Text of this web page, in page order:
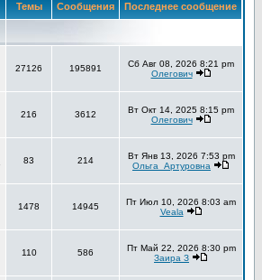
Темы Сообщения Последнее сообщение
27126 195891
Сб Авг 08, 2026 8:21 pm
Олегович
216 3612
Вт Окт 14, 2025 8:15 pm
Олегович
83 214
Вт Янв 13, 2026 7:53 pm
Ольга_Артуровна
1478 14945
Пт Июл 10, 2026 8:03 am
Veala
110 586
Пт Май 22, 2026 8:30 pm
Заира З